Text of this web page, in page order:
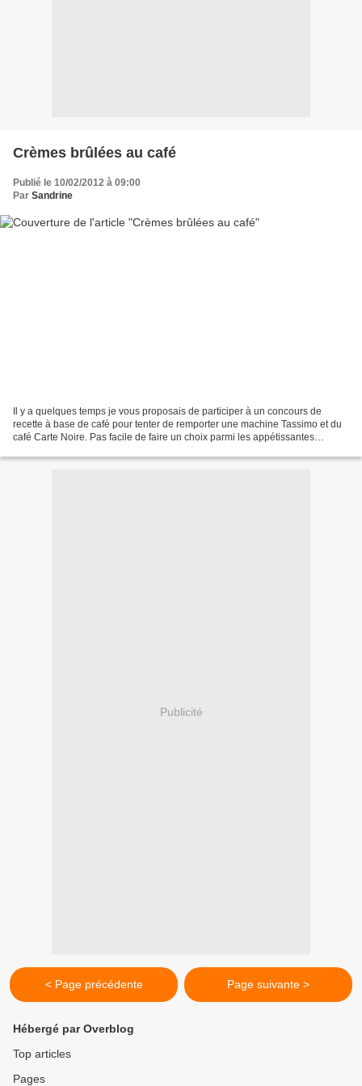
Crèmes brûlées au café
Publié le 10/02/2012 à 09:00
Par Sandrine
Il y a quelques temps je vous proposais de participer à un concours de
recette à base de café pour tenter de remporter une machine Tassimo et du
café Carte Noire. Pas facile de faire un choix parmi les appétissantes
Publicité
< Page précédente Page suivante >
Hébergé par Overblog
Top articles
Pages